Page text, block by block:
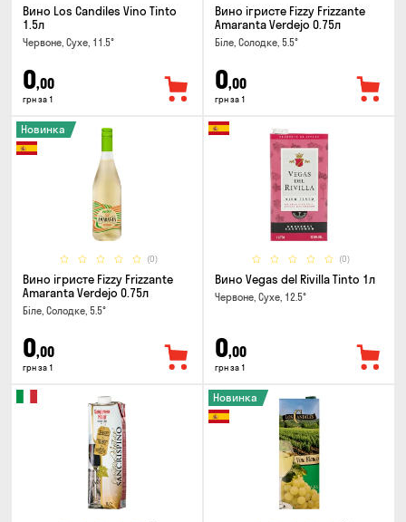
Вино Los Candiles Vino Tinto
1.5л
Червоне, Сухе, 11.5°
0,00
грн за 1
Вино ігристе Fizzy Frizzante
Amaranta Verdejo 0.75л
Біле, Солодке, 5.5°
0,00
грн за 1
(0)
Новинка
Вино ігристе Fizzy Frizzante
Amaranta Verdejo 0.75л
Біле, Солодке, 5.5°
0,00
грн за 1
(0)
Вино Vegas del Rivilla Tinto 1л
Червоне, Сухе, 12.5°
0,00
грн за 1
Новинка